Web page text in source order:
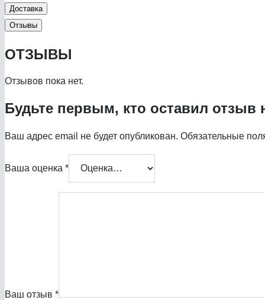
Доставка
Отзывы
ОТЗЫВЫ
Отзывов пока нет.
Будьте первым, кто оставил отзыв
Ваш адрес email не будет опубликован. Обязательные
Ваша оценка *
Ваш отзыв *